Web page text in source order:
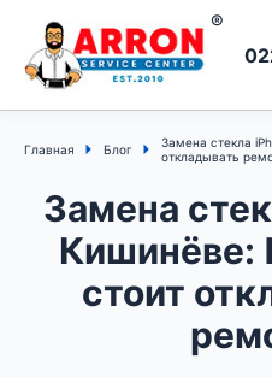
Главная Блог
Замена стекла
откладывать
Замена
Кишинёве:
стоит